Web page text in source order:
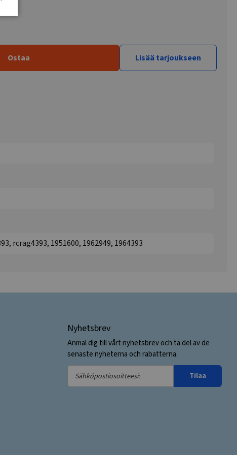
Ostaa Lisää tarjoukseen
rcrag4393, 1951600, 1962949, 1964393
Nyhetsbrev
Anmäl dig till vårt nyhetsbrev och ta del av de
senaste nyheterna och rabatterna.
Sähköpostiosoitteesi:
Tilaa